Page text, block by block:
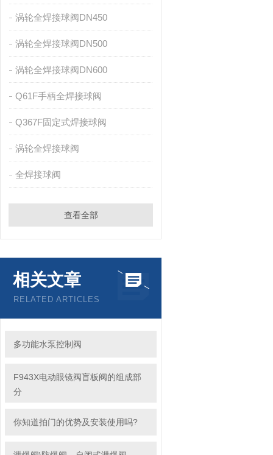
涡轮全焊接球阀DN450
涡轮全焊接球阀DN500
涡轮全焊接球阀DN600
Q61F手柄全焊接球阀
Q367F固定式焊接球阀
涡轮全焊接球阀
全焊接球阀
查看全部
相关文章
RELATED ARTICLES
多功能水泵控制阀
F943X电动眼镜阀盲板阀的组成部
分
你知道拍门的优势及安装使用吗?